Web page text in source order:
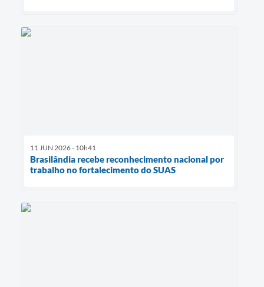
11 JUN 2026 - 10h41
Brasilândia recebe reconhecimento nacional por
trabalho no fortalecimento do SUAS